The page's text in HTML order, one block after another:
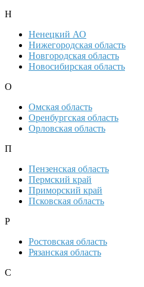
Н
Ненецкий АО
Нижегородская область
Новгородская область
Новосибирская область
О
Омская область
Оренбургская область
Орловская область
П
Пензенская область
Пермский край
Приморский край
Псковская область
Р
Ростовская область
Рязанская область
С